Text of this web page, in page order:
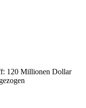
120 Millionen Dollar